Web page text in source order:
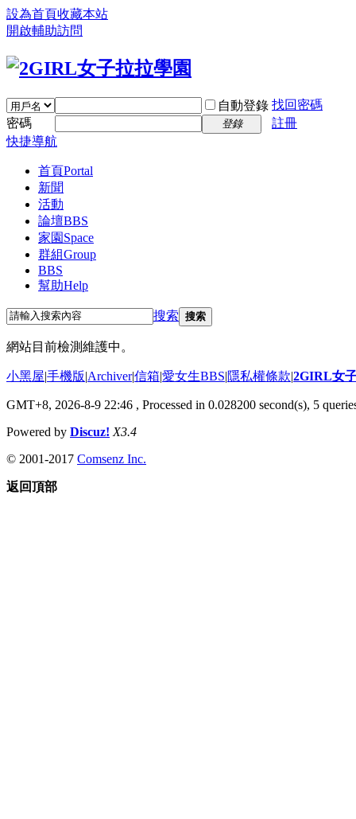
設為首頁收藏本站
開啟輔助訪問
自動登錄 找回密碼
密碼
登錄
註冊
快捷導航
首頁Portal
新聞
活動
論壇BBS
家園 Space
群組Group
BBS
幫助Help
搜索 搜索
網站目前檢測維護中。
小黑屋|手機版|Archiver|信箱|愛女生BBS|隱私權條款|2GIRL女
GMT+8, 2026-8-9 22:46 , Processed in 0.028200 second(s), 5
Powered by Discuz! X3.4
© 2001-2017 Comsenz Inc.
返回頂部